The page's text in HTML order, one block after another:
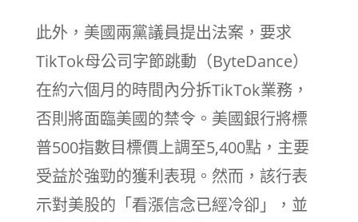
此外，美國兩黨議員提出法案，要求
TikTok母公司字節跳動（ByteDance）
在約六個月的時間內分拆TikTok業務，
否則將面臨美國的禁令。美國銀行將標
普500指數目標價上調至5,400點，主要
受益於強勁的獲利表現。然而，該行表
示對美股的「看漲信念已經冷卻」，並